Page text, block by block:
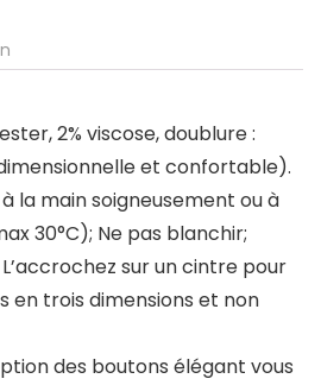
2% viscose, doublure :
et confortable).
à la main soigneusement ou à
30°C); Ne pas blanchir;
sur un cintre pour
en trois dimensions et non
des boutons élégant vous